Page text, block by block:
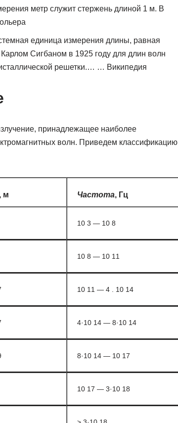
метр служит стержень длиной 1 м. В
единица измерения длины, равная
Сигбаном в 1925 году для длин волн
решетки.… … Википедия
принадлежащее наиболее
волн. Приведем классификацию
м Частота, Гц
10 3 — 10 8
10 8 — 10 11
10 11 — 4 . 10 14
4·10 14 — 8·10 14
8·10 14 — 10 17
10 17 — 3·10 18